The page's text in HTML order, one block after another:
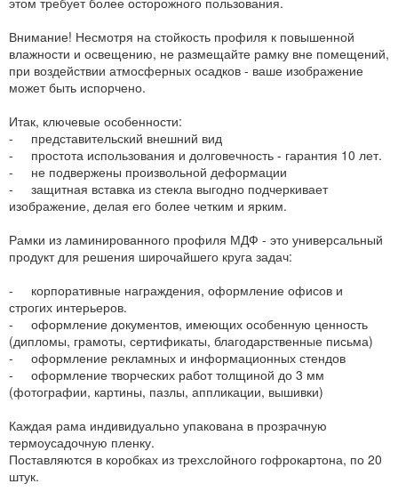
Внимание! Несмотря на стойкость профиля к повышенной
влажности и освещению, не размещайте рамку вне помещений,
при воздействии атмосферных осадков - ваше изображение
может быть испорчено.
Итак, ключевые особенности:
- представительский внешний вид
- простота использования и долговечность - гарантия 10 лет.
- не подвержены произвольной деформации
- защитная вставка из стекла выгодно подчеркивает
изображение, делая его более четким и ярким.
Рамки из ламинированного профиля МДФ - это универсальный
продукт для решения широчайшего круга задач:
- корпоративные награждения, оформление офисов и
строгих интерьеров.
- оформление документов, имеющих особенную ценность
(дипломы, грамоты, сертификаты, благодарственные письма)
- оформление рекламных и информационных стендов
- оформление творческих работ толщиной до 3 мм
(фотографии, картины, пазлы, аппликации, вышивки)
Каждая рама индивидуально упакована в прозрачную
термоусадочную пленку.
Поставляются в коробках из трехслойного гофрокартона, по 20
штук.